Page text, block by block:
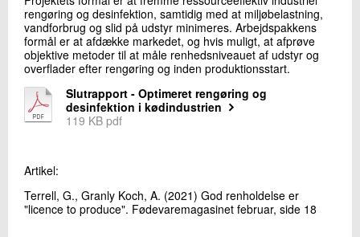
Send
rengøring og desinfektion, samtidig med at miljøbelastning,
vandforbrug og slid på udstyr minimeres. Arbejdspakkens
formål er at afdække markedet, og hvis muligt, at afprøve
objektive metoder til at måle renhedsniveauet af udstyr og
overflader efter rengøring og inden produktionsstart.
Slutrapport - Optimeret rengøring og
desinfektion i kødindustrien
119 KB pdf
Artikel:
Terrell, G., Granly Koch, A. (2021) God renholdelse er
"licence to produce". Fødevaremagasinet februar, side 18